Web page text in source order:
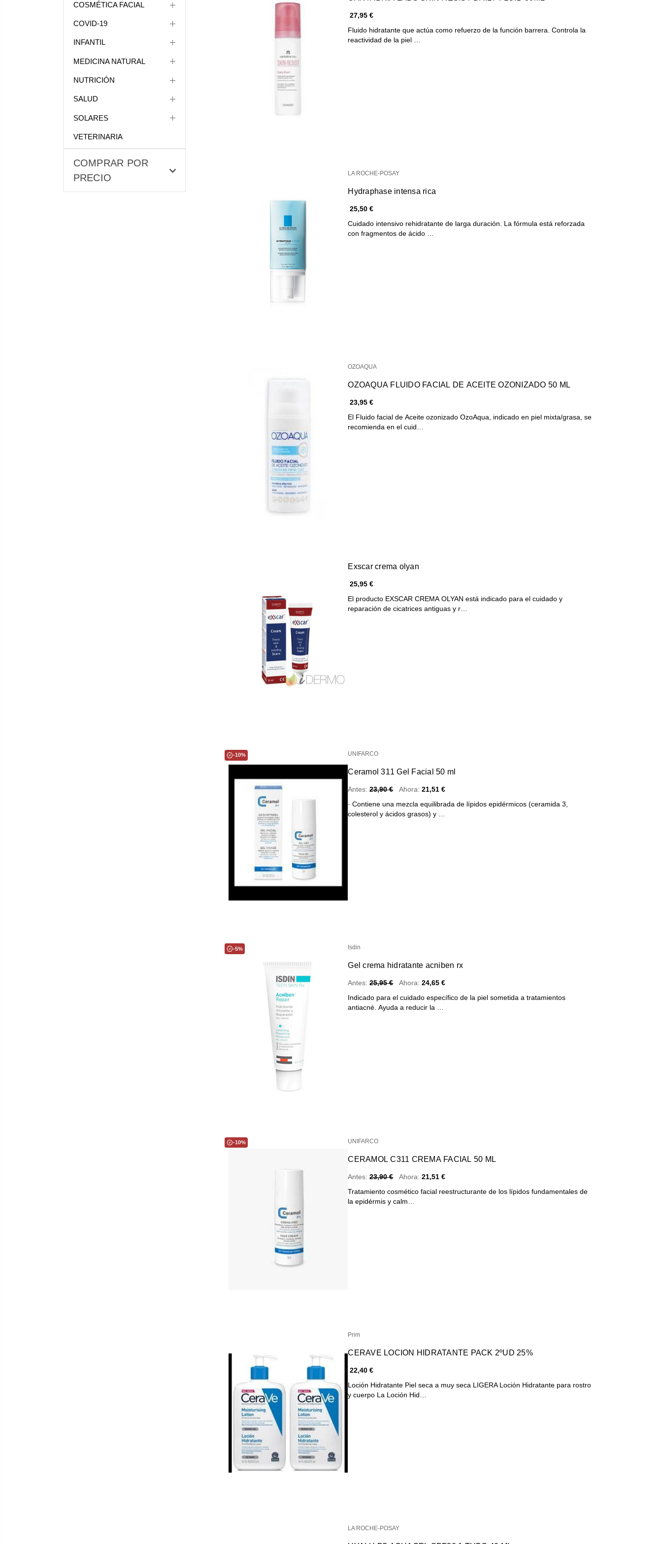
COSMÉTICA FACIAL
COVID-19
INFANTIL
MEDICINA NATURAL
NUTRICIÓN
SALUD
SOLARES
VETERINARIA
COMPRAR POR
PRECIO
27,95 €
Fluido hidratante que actúa como refuerzo de la función barrera. Controla la
reactividad de la piel …
LA ROCHE-POSAY
Hydraphase intensa rica
25,50 €
Cuidado intensivo rehidratante de larga duración. La fórmula está reforzada
con fragmentos de ácido …
OZOAQUA
OZOAQUA FLUIDO FACIAL DE ACEITE OZONIZADO 50 ML
23,95 €
El Fluido facial de Aceite ozonizado OzoAqua, indicado en piel mixta/grasa, se
recomienda en el cuid…
Exscar crema olyan
25,95 €
El producto EXSCAR CREMA OLYAN está indicado para el cuidado y
reparación de cicatrices antiguas y r…
-10% UNIFARCO
Ceramol 311 Gel Facial 50 ml
Ahora: 21,51 €
Antes: 23,90 €
· Contiene una mezcla equilibrada de lípidos epidérmicos (ceramida 3,
colesterol y ácidos grasos) y …
-5% Isdin
Gel crema hidratante acniben rx
Ahora: 24,65 €
Antes: 25,95 €
Indicado para el cuidado específico de la piel sometida a tratamientos
antiacné. Ayuda a reducir la …
-10% UNIFARCO
CERAMOL C311 CREMA FACIAL 50 ML
Ahora: 21,51 €
Antes: 23,90 €
​​​Tratamiento cosmético facial reestructurante de los lípidos fundamentales de
la epidé​rmis y calm…
Prim
CERAVE LOCION HIDRATANTE PACK 2ºUD 25%
22,40 €
Loción Hidratante Piel seca a muy seca LIGERA Loción Hidratante para rostro
y cuerpo La Loción Hid…
LA ROCHE-POSAY